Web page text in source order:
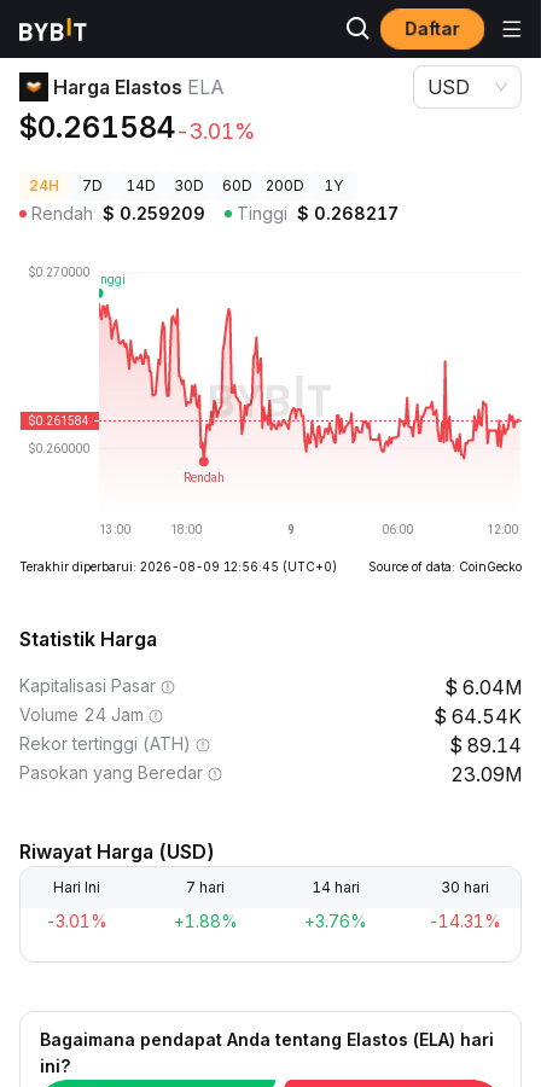
Daftar
Harga Kripto
Harga Elastos ELA
$0.261584-3.01%
USD
24H 7D 14D 30D 60D 200D 1Y
Rendah $ 0.259209 Tinggi $ 0.268217
Terakhir diperbarui: 2026-08-09 12:56:45 (UTC+0) Source of data: CoinGecko
Statistik Harga
Kapitalisasi Pasar 6.04M
Volume 24 Jam 64.54K
Rekor tertinggi (ATH) 89.14
Pasokan yang Beredar 23.09M
Riwayat Harga (USD)
Hari Ini 7 hari 14 hari 30 hari
-3.01% +1.88% +3.76% -14.31%
Bagaimana pendapat Anda tentang Elastos (ELA) hari
ini?